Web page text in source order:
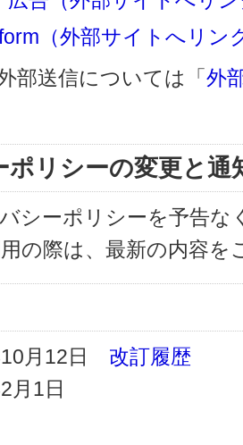
（外部サイトへリン
部送信については「外
ポリシーの変更と通
シーポリシーを予告
の際は、最新の内容を
10月12日 改訂履歴
月1日